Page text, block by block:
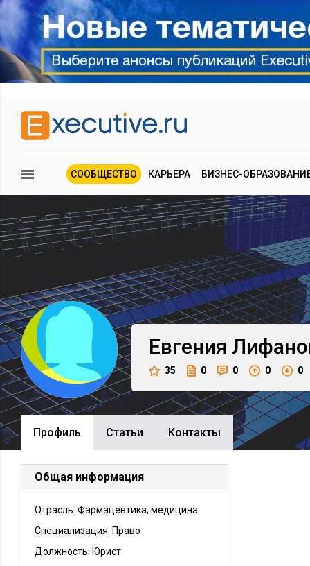
СООБЩЕСТВО КАРЬЕРА БИЗНЕС-
Евгения
35 0 0 0 0
Профиль Cтатьи Контакты
Общая информация
Отрасль: Фармацевтика, медицина
Специализация: Право
Должность: Юрист